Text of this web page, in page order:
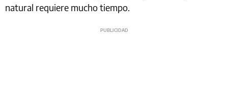
natural requiere mucho tiempo.